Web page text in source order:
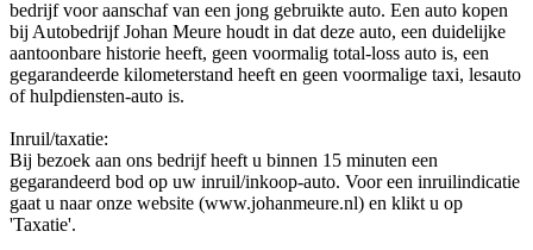
bedrijf voor aanschaf van een jong gebruikte auto. Een auto kopen
bij Autobedrijf Johan Meure houdt in dat deze auto, een duidelijke
aantoonbare historie heeft, geen voormalig total-loss auto is, een
gegarandeerde kilometerstand heeft en geen voormalige taxi, lesauto
of hulpdiensten-auto is.
Inruil/taxatie:
Bij bezoek aan ons bedrijf heeft u binnen 15 minuten een
gegarandeerd bod op uw inruil/inkoop-auto. Voor een inruilindicatie
gaat u naar onze website (www.johanmeure.nl) en klikt u op
'Taxatie'.